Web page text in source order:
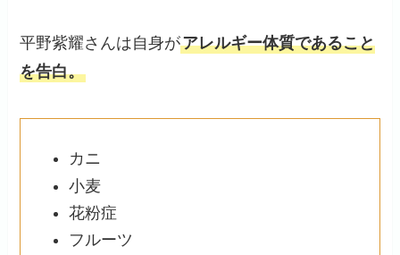
平野紫耀さんは自身がアレルギー体質であること
を告白。
カニ
小麦
花粉症
フルーツ